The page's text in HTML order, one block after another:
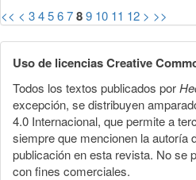
<< < 3456789 10 11 12 > >>
Uso de licencias Creative
Todos los textos publicados por
excepción, se distribuyen
4.0 Internacional, que permite a
siempre que mencionen la autoría
publicación en esta revista. No se
con fines comerciales.